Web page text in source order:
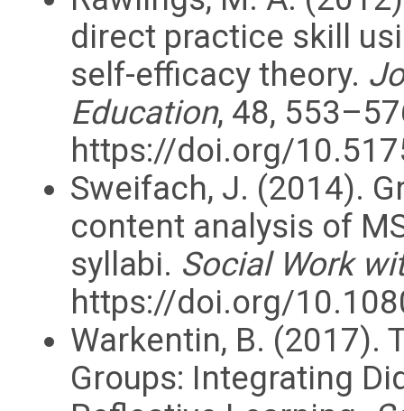
direct practice skill
self-efficacy theory.
Education, 48,
https://doi.org/
Sweifach, J. (2014).
content analysis of
syllabi. Social Work
https://doi.org/
Warkentin, B. (2017).
Groups: Integrating